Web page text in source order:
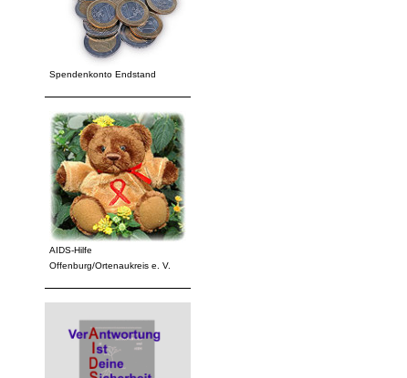
Spendenkonto Endstand
AIDS-Hilfe
Offenburg/Ortenaukreis e. V.